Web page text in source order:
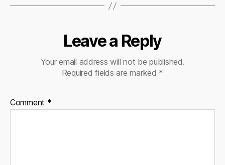
Leave a Reply
Your email address will not be published.
Required fields are marked *
Comment *